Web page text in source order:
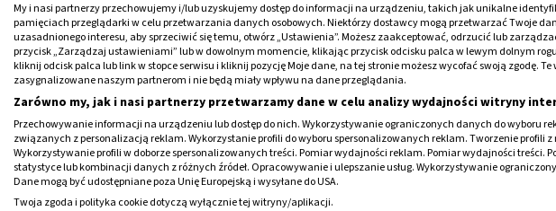
Jak zrobić mleko sojowe?
Naleśniki proteinowe z
serwatkowym dla
My i nasi partnerzy przechowujemy i/lub uzyskujemy dostęp do informacji na urządzeniu, takich jak unikalne
pamięciach przeglądarki w celu przetwarzania danych osobowych. Niektórzy dostawcy mogą przetwarzać Twoje
uzasadnionego interesu, aby sprzeciwić się temu, otwórz „Ustawienia”. Możesz zaakceptować, odrzucić lub
przycisk „Zarządzaj ustawieniami” lub w dowolnym momencie, klikając przycisk odcisku palca w lewym dolnym
kliknij odcisk palca lub link w stopce serwisu i kliknij pozycję Moje dane, na tej stronie możesz wycofać swoją zgodę. Te
zasygnalizowane naszym partnerom i nie będą miały wpływu na dane przeglądania.
Zarówno my, jak i nasi partnerzy przetwarzamy dane w celu analizy wydajności witryny
Przechowywanie informacji na urządzeniu lub dostęp do nich. Wykorzystywanie ograniczonych danych do wyboru
związanych z personalizacją reklam. Wykorzystanie profili do wyboru spersonalizowanych reklam. Tworzenie profili
Wykorzystywanie profili w doborze spersonalizowanych treści. Pomiar wydajności reklam. Pomiar wydajności treści.
statystyce lub kombinacji danych z różnych źródeł. Opracowywanie i ulepszanie usług. Wykorzystywanie
Dane mogą być udostępniane poza Unię Europejską i wysyłane do USA.
Twoja zgoda i polityka cookie dotyczą wyłącznie tej witryny/aplikacji.